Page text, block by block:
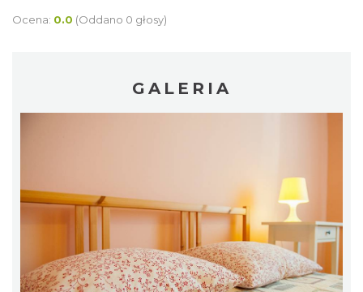
Ocena: 0.0 (Oddano 0 głosy)
GALERIA